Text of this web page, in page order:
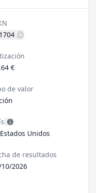
€
de valor
Estados Unidos
de resultados
2026